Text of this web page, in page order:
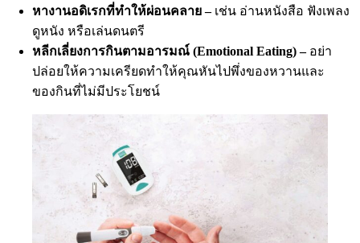
หางานอดิเรกที่ทำให้ผ่อนคลาย –เช่น อ่านหนังสือ ฟังเพลง
ดูหนัง หรือเล่นดนตรี
หลีกเลี่ยงการกินตามอารมณ์ (Emotional Eating) – อย่า
ปล่อยให้ความเครียดทำให้คุณหันไปพึ่งของหวานและ
ของกินที่ไม่มีประโยชน์